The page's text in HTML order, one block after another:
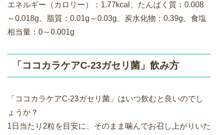
エネルギー（カロリー）：1.77kcal、たんぱく質：0.008
～0.018g、脂質：0.01g～0.03g、炭水化物：0.39g、食塩
相当量：0～0.001g
「ココカラケアC-23ガセリ菌」飲み方
「ココカラケアC-23ガセリ菌」はいつ飲むと良いのでし
ょうか？
1日当たり2粒を目安に、そのまま噛んでお召し上がりいた